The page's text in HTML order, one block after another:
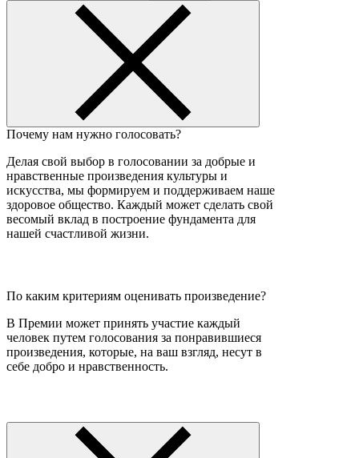
Почему нам нужно голосовать?
Делая свой выбор в голосовании за добрые и
нравственные произведения культуры и
искусства, мы формируем и поддерживаем наше
здоровое общество. Каждый может сделать свой
весомый вклад в построение фундамента для
нашей счастливой жизни.
По каким критериям оценивать произведение?
В Премии может принять участие каждый
человек путем голосования за понравившиеся
произведения, которые, на ваш взгляд, несут в
себе добро и нравственность.